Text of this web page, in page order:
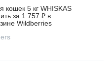
кошек 5 кг WHISKAS
за 1 757 ₽ в
Wildberries